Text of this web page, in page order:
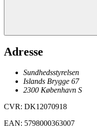
Adresse
Sundhedsstyrelsen
Islands Brygge 67
2300 København S
CVR: DK12070918
EAN: 5798000363007